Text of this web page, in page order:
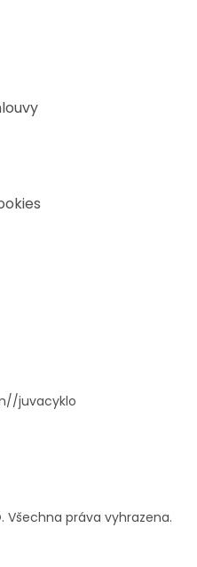
juvacyklo
. Všechna práva vyhrazena.